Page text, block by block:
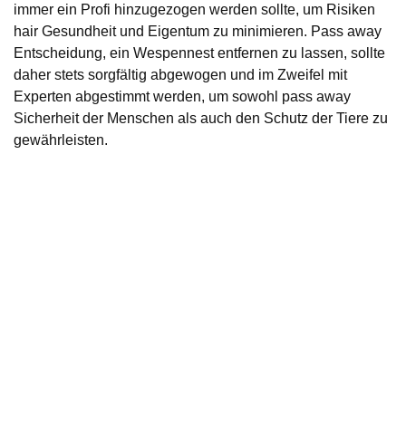
immer ein Profi hinzugezogen werden sollte, um Risiken
hair Gesundheit und Eigentum zu minimieren. Pass away
Entscheidung, ein Wespennest entfernen zu lassen, sollte
daher stets sorgfältig abgewogen und im Zweifel mit
Experten abgestimmt werden, um sowohl pass away
Sicherheit der Menschen als auch den Schutz der Tiere zu
gewährleisten.